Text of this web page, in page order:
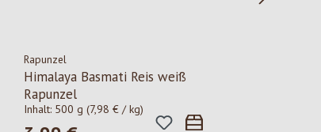
Rapunzel
Himalaya Basmati Reis weiß
Rapunzel
Inhalt: 500 g (7,98 € / kg)